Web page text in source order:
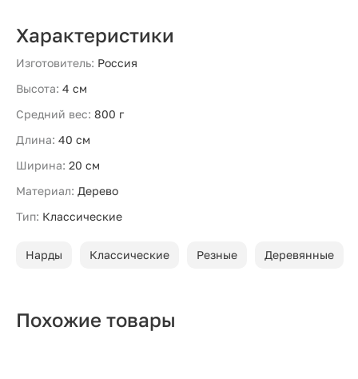
Характеристики
Изготовитель: Россия
Высота: 4 см
Средний вес: 800 г
Длина: 40 см
Ширина: 20 см
Материал: Дерево
Тип: Классические
Нарды Классические Резные Деревянные
Похожие товары